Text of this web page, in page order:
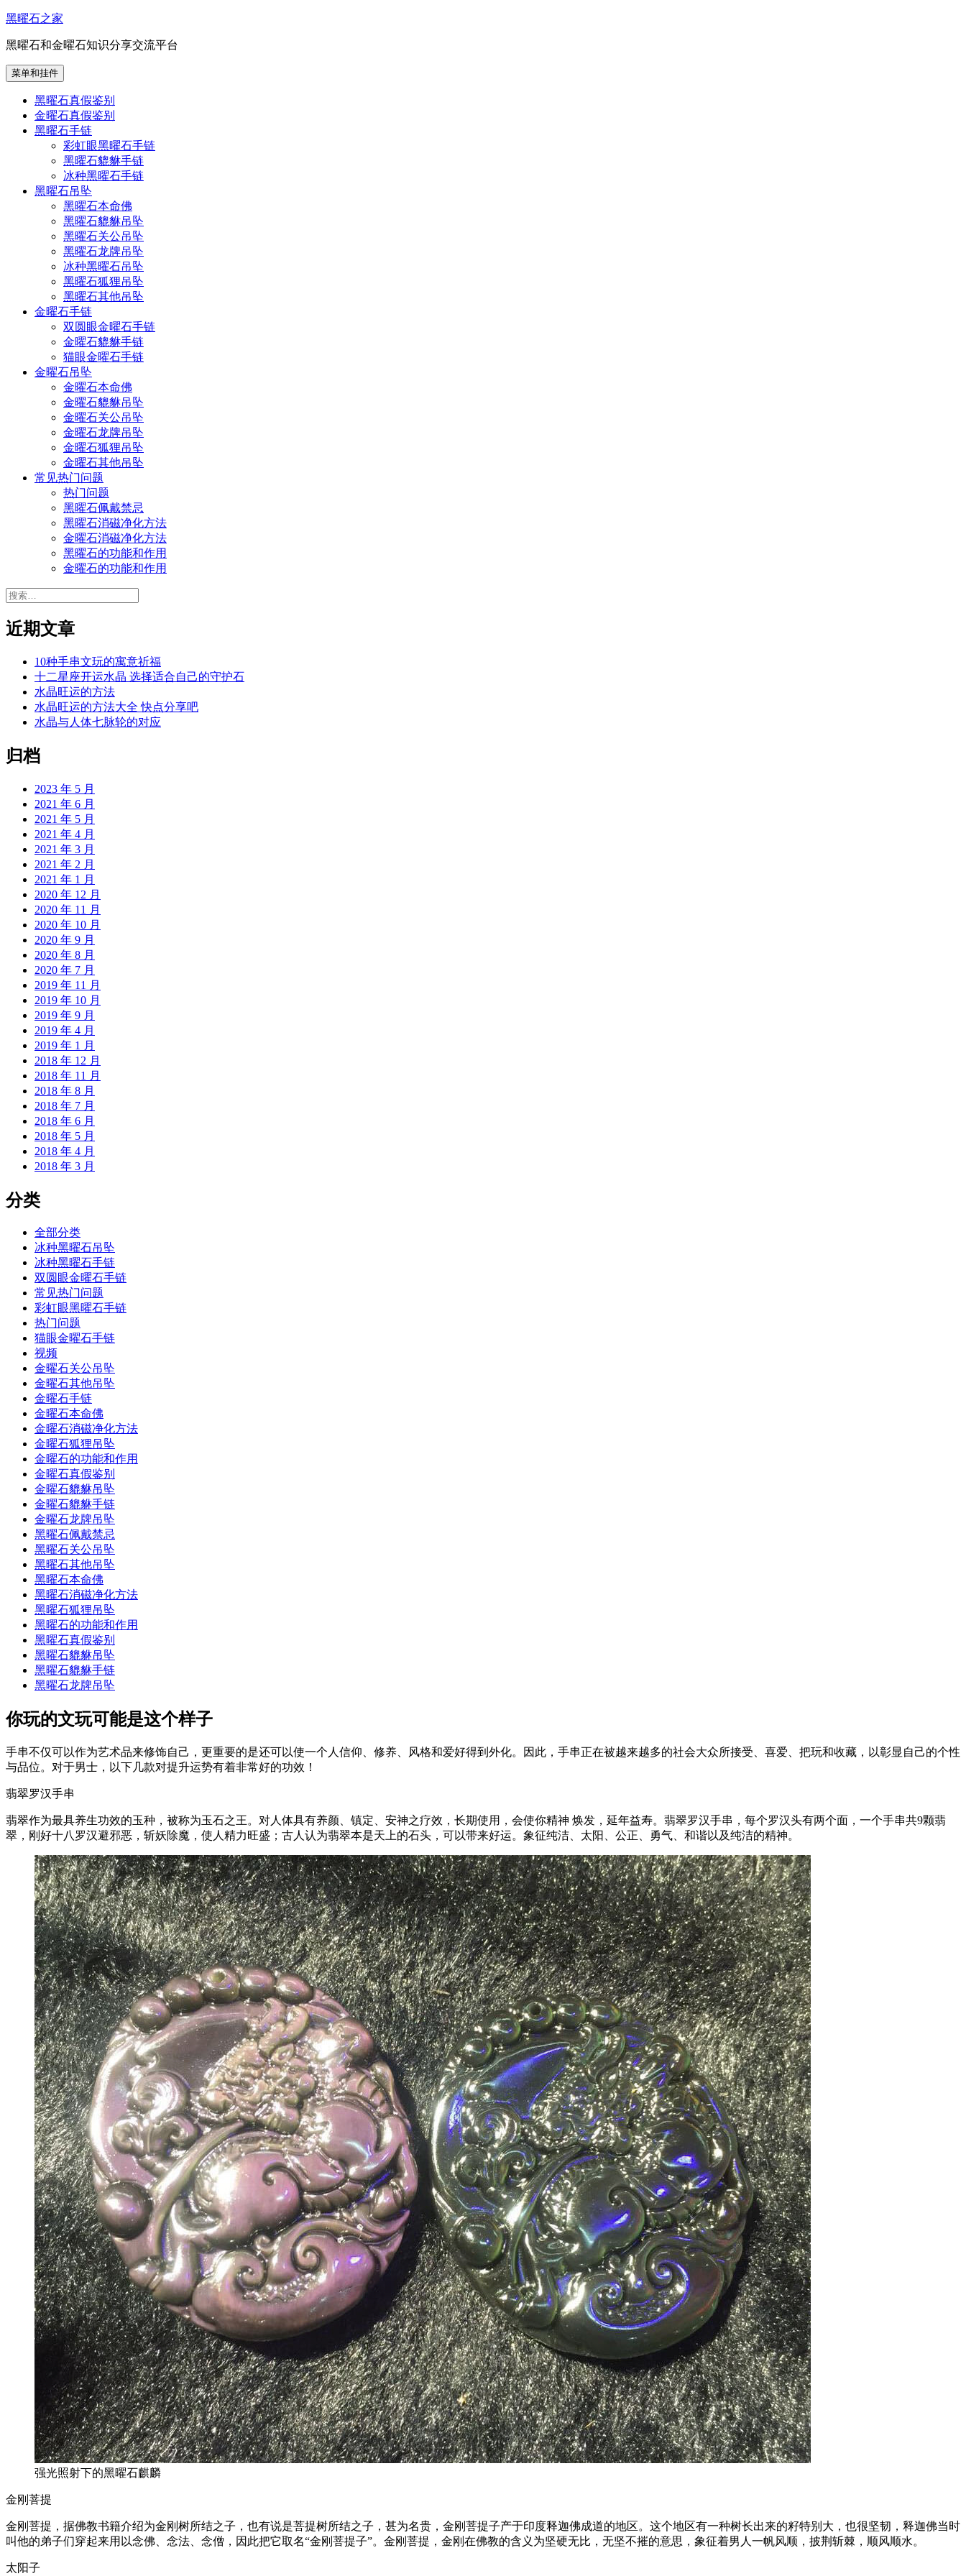
跳
内
容
黑曜石之家
黑曜石和金曜石知识分享交流平台
菜单和挂件
黑曜石真假鉴别
金曜石真假鉴别
黑曜石手链
彩虹眼黑曜石手链
黑曜石貔貅手链
冰种黑曜石手链
黑曜石吊坠
黑曜石本命佛
黑曜石貔貅吊坠
黑曜石关公吊坠
黑曜石龙牌吊坠
冰种黑曜石吊坠
黑曜石狐狸吊坠
黑曜石其他吊坠
金曜石手链
双圆眼金曜石手链
金曜石貔貅手链
猫眼金曜石手链
金曜石吊坠
金曜石本命佛
金曜石貔貅吊坠
金曜石关公吊坠
金曜石龙牌吊坠
金曜石狐狸吊坠
金曜石其他吊坠
常见热门问题
热门问题
黑曜石佩戴禁忌
黑曜石消磁净化方法
金曜石消磁净化方法
黑曜石的功能和作用
金曜石的功能和作用
搜
近期文章
10种手串文玩的寓意祈福
十二星座开运水晶 选择适合自己的守护石
水晶旺运的方法
水晶旺运的方法大全 快点分享吧
水晶与人体七脉轮的对应
归档
2023 年 5 月
2021 年 6 月
2021 年 5 月
2021 年 4 月
2021 年 3 月
2021 年 2 月
2021 年 1 月
2020 年 12 月
2020 年 11 月
2020 年 10 月
2020 年 9 月
2020 年 8 月
2020 年 7 月
2019 年 11 月
2019 年 10 月
2019 年 9 月
2019 年 4 月
2019 年 1 月
2018 年 12 月
2018 年 11 月
2018 年 8 月
2018 年 7 月
2018 年 6 月
2018 年 5 月
2018 年 4 月
2018 年 3 月
分类
全部分类
冰种黑曜石吊坠
冰种黑曜石手链
双圆眼金曜石手链
常见热门问题
彩虹眼黑曜石手链
热门问题
猫眼金曜石手链
视频
金曜石关公吊坠
金曜石其他吊坠
金曜石手链
金曜石本命佛
金曜石消磁净化方法
金曜石狐狸吊坠
金曜石的功能和作用
金曜石真假鉴别
金曜石貔貅吊坠
金曜石貔貅手链
金曜石龙牌吊坠
黑曜石佩戴禁忌
黑曜石关公吊坠
黑曜石其他吊坠
黑曜石本命佛
黑曜石消磁净化方法
黑曜石狐狸吊坠
黑曜石的功能和作用
黑曜石真假鉴别
黑曜石貔貅吊坠
黑曜石貔貅手链
黑曜石龙牌吊坠
你玩的文玩可能是这个样子
手串不仅可以作为艺术品来修饰自己，更重要的是还可以使一个人信仰、修养、风格和爱好得到外化。因此，手串正在被越来越多的社会大众所接受、喜爱、把玩和收藏，以彰显自己的个性
与品位。对于男士，以下几款对提升运势有着非常好的功效！
翡翠罗汉手串
翡翠作为最具养生功效的玉种，被称为玉石之王。对人体具有养颜、镇定、安神之疗效，长期使用，会使你精神 焕发，延年益寿。翡翠罗汉手串，每个罗汉头有两个面，一个手串共9颗翡
翠，刚好十八罗汉避邪恶，斩妖除魔，使人精力旺盛；古人认为翡翠本是天上的石头，可以带来好运。象征纯洁、太阳、公正、勇气、和谐以及纯洁的精神。
强光照射下的黑曜石麒麟
金刚菩提
金刚菩提，据佛教书籍介绍为金刚树所结之子，也有说是菩提树所结之子，甚为名贵，金刚菩提子产于印度释迦佛成道的地区。这个地区有一种树长出来的籽特别大，也很坚韧，释迦佛当时
叫他的弟子们穿起来用以念佛、念法、念僧，因此把它取名“金刚菩提子”。金刚菩提，金刚在佛教的含义为坚硬无比，无坚不摧的意思，象征着男人一帆风顺，披荆斩棘，顺风顺水。
太阳子